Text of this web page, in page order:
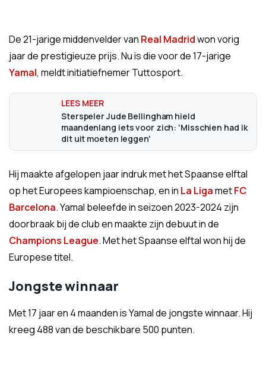
De 21-jarige middenvelder van Real Madridwon vorig
jaar de prestigieuze prijs. Nu is die voor de 17-jarige
Yamal, meldt initiatiefnemer Tuttosport.
Sterspeler Jude Bellingham hield
maandenlang iets voor zich: 'Misschien had ik
dit uit moeten leggen'
Hij maakte afgelopen jaar indruk met het Spaanse elftal
op het Europees kampioenschap, en in La LigametFC
Barcelona. Yamal beleefde in seizoen 2023-2024 zijn
doorbraak bij de club en maakte zijn debuut in de
Champions League. Met het Spaanse elftal won hij de
Europese titel.
Jongste winnaar
Met 17 jaar en 4 maanden is Yamal de jongste winnaar. Hij
kreeg 488 van de beschikbare 500 punten.